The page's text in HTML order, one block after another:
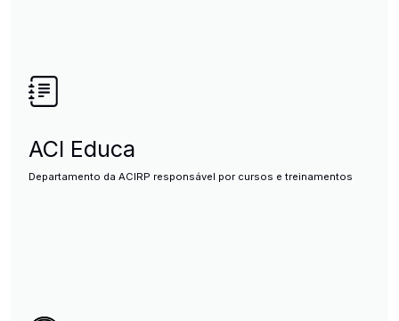
ACI Educa
Departamento da ACIRP responsável por cursos e treinamentos